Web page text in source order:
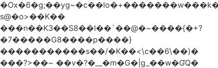
�Ox�6�g;��yg~�c�
s@�o>��K��
���n��K3��S8��I��`��@�~����{�+?
�7�����G8����p����}
�����������s ��/�K��<\c��6\��)�
���?>��~ ��v�?�__�m�G�|g_��w�ƓQ�